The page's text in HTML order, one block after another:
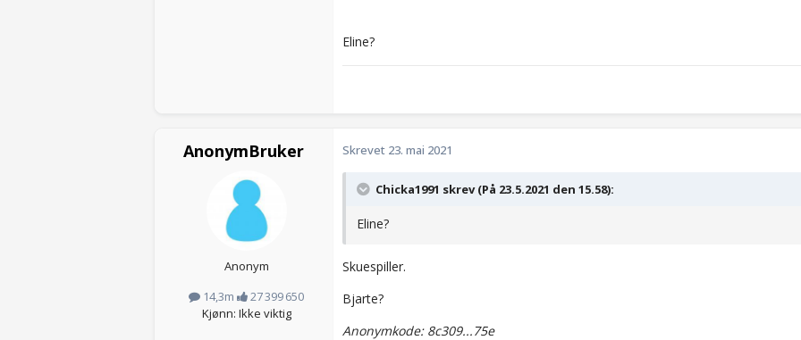
Eline?
AnonymBruker
Anonym
14,3m
27 399 650
Kjønn: Ikke viktig
Skrevet 23. mai 2021
Chicka1991 skrev (På 23.5.2021 den 15.58):
Eline?
Skuespiller.
Bjarte?
Anonymkode: 8c309...75e